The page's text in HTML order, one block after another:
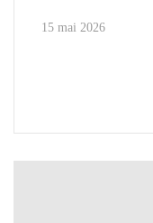
15 mai 2026